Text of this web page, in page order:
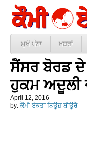
ਮੁਖੱ ਪੰਨਾ ਖ਼ਬਰਾਂ
ਸੈਂਸਰ ਬੋਰਡ ਦੇ
ਹੁਕਮ ਅਦੂਲੀ
April 12, 2016
by: ਕੌਮੀ ਏਕਤਾ ਨਿਊਜ਼ ਬੀਊਰੋ